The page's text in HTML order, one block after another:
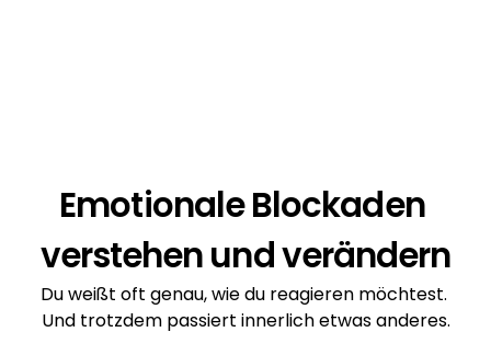
Emotionale Blockaden
verstehen und verändern
Du weißt oft genau, wie du reagieren möchtest.
Und trotzdem passiert innerlich etwas anderes.